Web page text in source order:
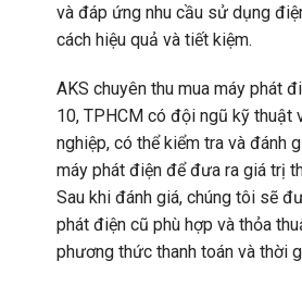
và đáp ứng nhu cầu sử dụng
cách hiệu quả và tiết kiệm.
AKS chuyên thu mua máy phát
10, TPHCM có đội ngũ kỹ thuật
nghiệp, có thể kiểm tra và đánh
máy phát điện để đưa ra giá trị
Sau khi đánh giá, chúng tôi sẽ
phát điện cũ phù hợp và thỏa
phương thức thanh toán và thời